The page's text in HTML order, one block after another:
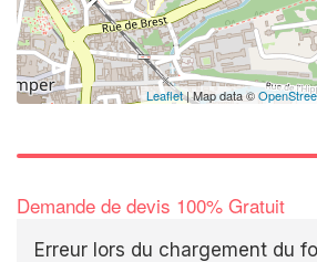
Leaflet| Map data ©
Demande de devis 100% Gratuit
Erreur lors du chargement du